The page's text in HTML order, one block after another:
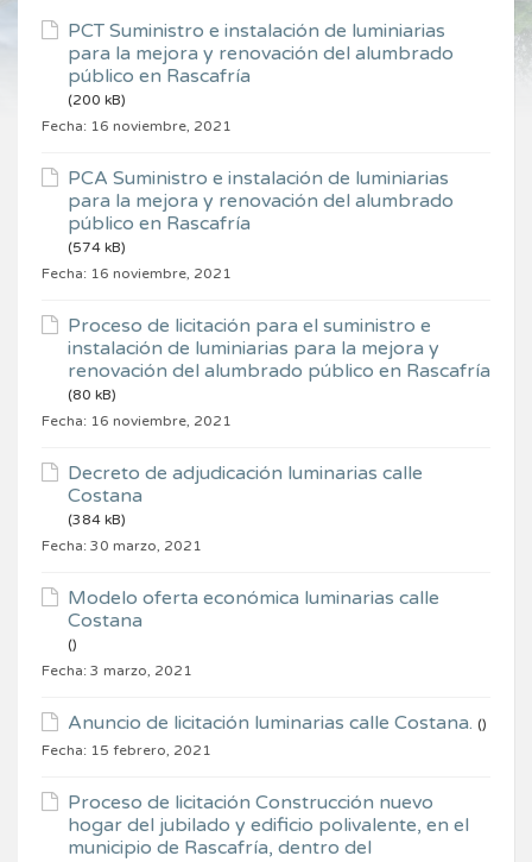
PCT Suministro e instalación de luminiarias
para la mejora y renovación del alumbrado
público en Rascafría
(200 kB)
Fecha: 16 noviembre, 2021
PCA Suministro e instalación de luminiarias
para la mejora y renovación del alumbrado
público en Rascafría
(574 kB)
Fecha: 16 noviembre, 2021
Proceso de licitación para el suministro e
instalación de luminiarias para la mejora y
renovación del alumbrado público en Rascafría
(80 kB)
Fecha: 16 noviembre, 2021
Decreto de adjudicación luminarias calle
Costana
(384 kB)
Fecha: 30 marzo, 2021
Modelo oferta económica luminarias calle
Costana
()
Fecha: 3 marzo, 2021
Anuncio de licitación luminarias calle Costana. ()
Fecha: 15 febrero, 2021
Proceso de licitación Construcción nuevo
hogar del jubilado y edificio polivalente, en el
municipio de Rascafría, dentro del